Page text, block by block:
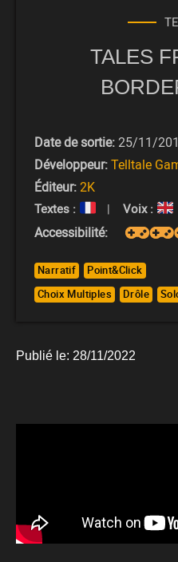
TALES
Date de sortie: 25/11/
Développeur:Telltale
Éditeur:2K
Textes : | Voix :
Accessibilité:
Narratif
Point&Click
Choix Multiples
Drôle
Publié le: 28/11/2022